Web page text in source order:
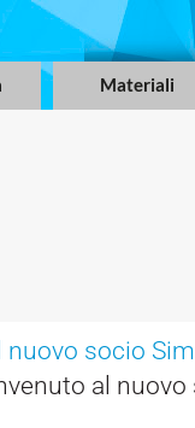
Materiali
socio
al